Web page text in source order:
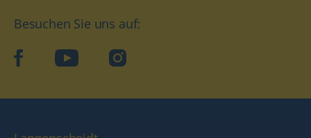
Besuchen Sie uns auf:
facebookYouTube Instagram